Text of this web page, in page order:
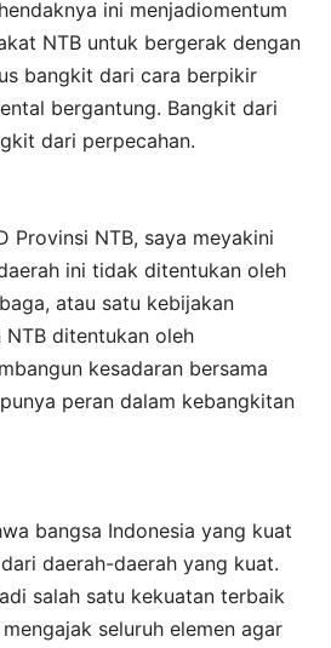
ini menjadiomentum
NTB untuk bergerak dengan
bangkit dari cara berpikir
bergantung. Bangkit dari
dari perpecahan.
Provinsi NTB, saya meyakini
ini tidak ditentukan oleh
atau satu kebijakan
NTB ditentukan oleh
kesadaran bersama
peran dalam kebangkitan
bangsa Indonesia yang kuat
daerah-daerah yang kuat.
salah satu kekuatan terbaik
seluruh elemen agar